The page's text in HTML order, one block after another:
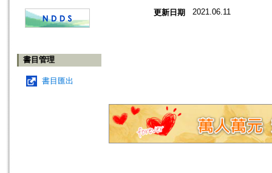
書目管理
書目匯出
更新日期 2021.06.11